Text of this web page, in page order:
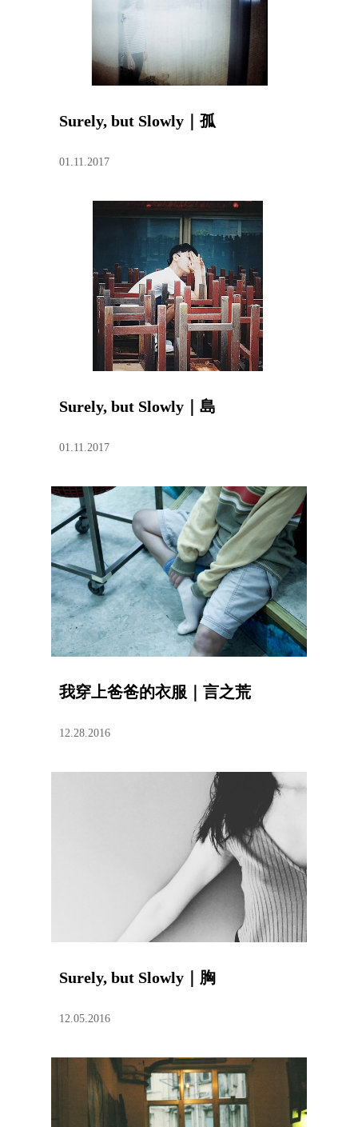
Surely, but Slowly｜孤
01.11.2017
Surely, but Slowly｜島
01.11.2017
我穿上爸爸的衣服｜言之荒
12.28.2016
Surely, but Slowly｜胸
12.05.2016